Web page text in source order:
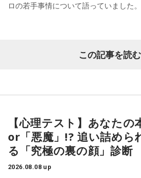
ロの若手事情について語っていました。
とがあると切り出し、「賞レースで結
ビ、（芸歴18年目の）ぐりんぴーすが
るのは、最近の後輩は挨拶をしてくれ
と暴露します。
有吉自身は、今では後輩から挨拶され
この記事を読む
【心理テスト】あなたの
or「悪魔」!? 追い詰めら
る「究極の裏の顔」診断
2026.08.08 up